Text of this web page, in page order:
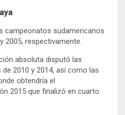
campeonatos sudamericanos
2005, respectivamente.
absoluta disputó las
2010 y 2014, así como las
obtendría el
2015 que finalizó en cuarto